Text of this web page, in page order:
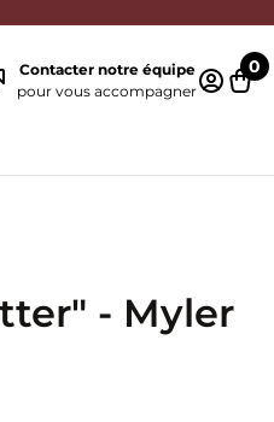
Contacter notre équipe
pour vous accompagner
0
- Myler